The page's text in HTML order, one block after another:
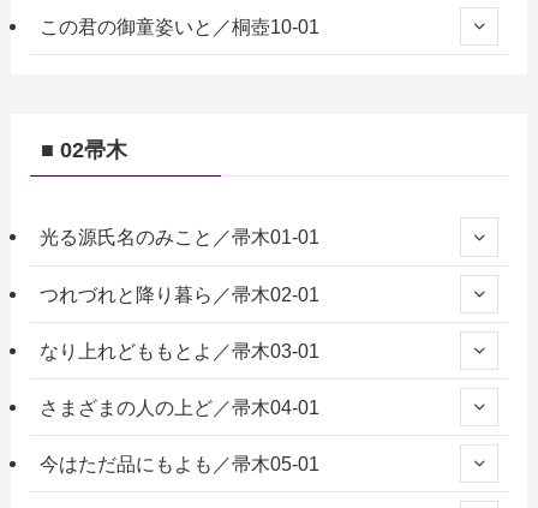
この君の御童姿いと／桐壺10-01
■ 02帚木
光る源氏名のみこと／帚木01-01
つれづれと降り暮ら／帚木02-01
なり上れどももとよ／帚木03-01
さまざまの人の上ど／帚木04-01
今はただ品にもよも／帚木05-01